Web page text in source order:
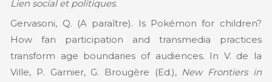
Lien social et politiques.
Gervasoni, Q. (A paraître). Is Pokémon for children?
How fan participation and transmedia practices
transform age boundaries of audiences. In V. de la
Ville, P. Garnier, G. Brougère (Ed.), New Frontiers in